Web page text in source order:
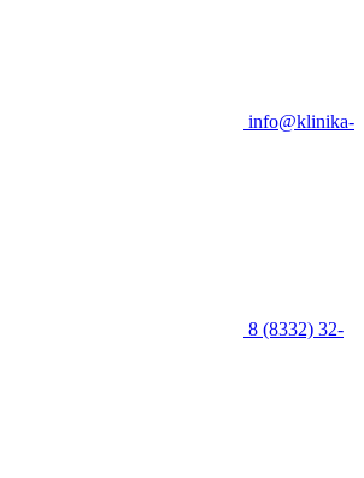
info@klinika-
8 (8332) 32-